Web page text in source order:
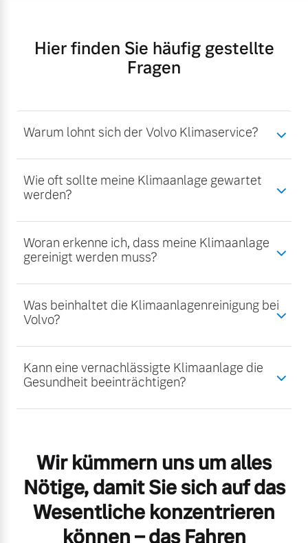
Hier finden Sie häufig gestellte
Fragen
Warum lohnt sich der Volvo Klimaservice?
Wie oft sollte meine Klimaanlage gewartet
werden?
Woran erkenne ich, dass meine Klimaanlage
gereinigt werden muss?
Was beinhaltet die Klimaanlagenreinigung bei
Volvo?
Kann eine vernachlässigte Klimaanlage die
Gesundheit beeinträchtigen?
Wir kümmern uns um alles
Nötige, damit Sie sich auf das
Wesentliche konzentrieren
können – das Fahren